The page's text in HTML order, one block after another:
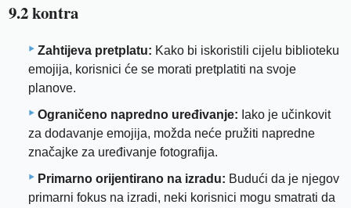
9.2 kontra
Zahtijeva pretplatu: Kako bi iskoristili cijelu biblioteku
emojija, korisnici će se morati pretplatiti na svoje
planove.
Ograničeno napredno uređivanje: Iako je učinkovit
za dodavanje emojija, možda neće pružiti napredne
značajke za uređivanje fotografija.
Primarno orijentirano na izradu: Budući da je njegov
primarni fokus na izradi, neki korisnici mogu smatrati da